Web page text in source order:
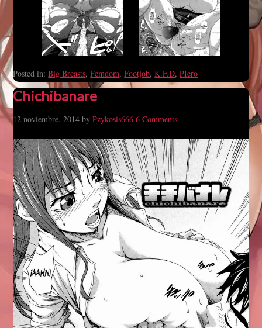
Posted in:Big Breasts,Femdom,Footjob,K.F.D,PIero
Chichibanare
12 noviembre, 2014 byPzykosis666 6 Comments